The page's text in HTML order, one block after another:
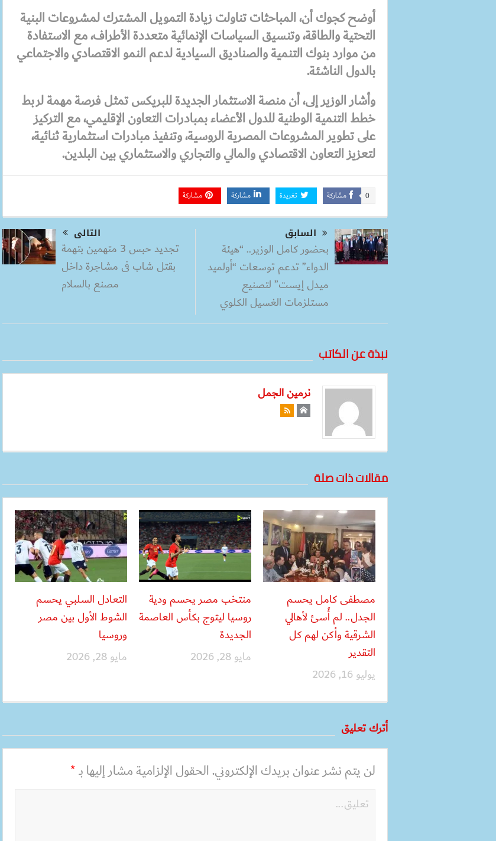
أوضح كجوك أن، المباحثات تناولت زيادة التمويل المشترك لمشروعات البنية
التحتية والطاقة، وتنسيق السياسات الإنمائية متعددة الأطراف، مع الاستفادة
من موارد بنوك التنمية والصناديق السيادية لدعم النمو الاقتصادي والاجتماعي
بالدول الناشئة.
وأشار الوزير إلى، أن منصة الاستثمار الجديدة للبريكس تمثل فرصة مهمة لربط
خطط التنمية الوطنية للدول الأعضاء بمبادرات التعاون الإقليمي، مع التركيز
على تطوير المشروعات المصرية الروسية، وتنفيذ مبادرات استثمارية ثنائية،
لتعزيز التعاون الاقتصادي والمالي والتجاري والاستثماري بين البلدين.
مشاركة 0 تغريدة مشاركة مشاركة
السابق
بحضور كامل الوزير.. “هيئة
الدواء” تدعم توسعات “أولميد
ميدل إيست” لتصنيع
مستلزمات الغسيل الكلوي
التالى
تجديد حبس 3 متهمين بتهمة
بقتل شاب فى مشاجرة داخل
مصنع بالسلام
نبذة عن الكاتب
نرمين الجمل
مقالات ذات صلة
مصطفى كامل يحسم
الجدل.. لم أُسئ لأهالي
الشرقية وأكن لهم كل
التقدير
يوليو 16, 2026
منتخب مصر يحسم ودية
روسيا ليتوج بكأس العاصمة
الجديدة
مايو 28, 2026
التعادل السلبي يحسم
الشوط الأول بين مصر
وروسيا
مايو 28, 2026
أترك تعليق
لن يتم نشر عنوان بريدك الإلكتروني.الحقول الإلزامية مشار إليها بـ*